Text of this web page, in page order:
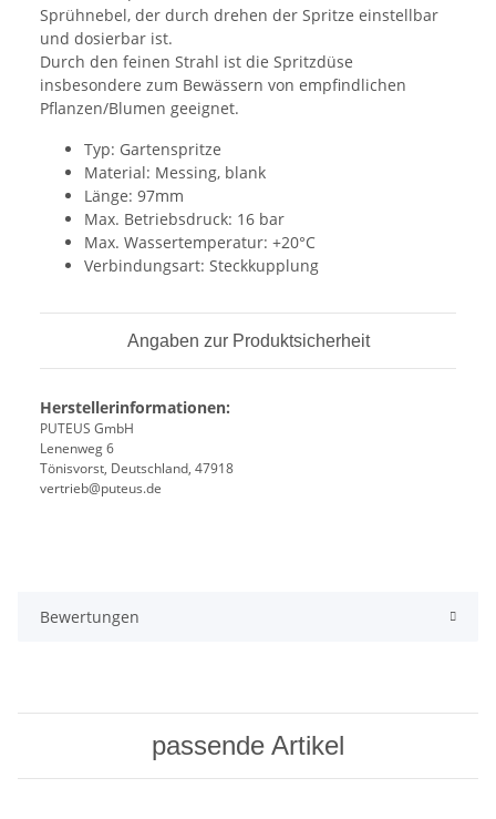
Sprühnebel, der durch drehen der Spritze einstellbar
und dosierbar ist.
Durch den feinen Strahl ist die Spritzdüse
insbesondere zum Bewässern von empfindlichen
Pflanzen/Blumen geeignet.
Typ: Gartenspritze
Material: Messing, blank
Länge: 97mm
Max. Betriebsdruck: 16 bar
Max. Wassertemperatur: +20°C
Verbindungsart: Steckkupplung
Angaben zur Produktsicherheit
Herstellerinformationen:
PUTEUS GmbH
Lenenweg 6
Tönisvorst, Deutschland, 47918
vertrieb@puteus.de
Bewertungen
passende Artikel